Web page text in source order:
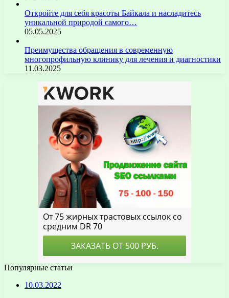
Откройте для себя красоты Байкала и насладитесь
уникальной природой самого…
05.05.2025
Преимущества обращения в современную
многопрофильную клинику для лечения и диагностики
11.03.2025
Популярные статьи
10.03.2022